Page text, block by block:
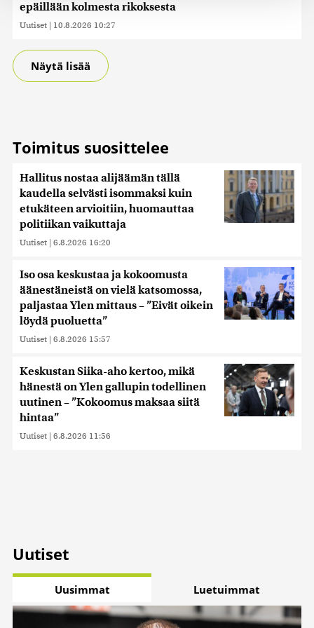
tukemiseen ja kävijämäärämme analysoimiseen. Lisäksi
jaamme sosiaalisen median, mainosalan ja analytiikka-
sivustoamme. Kumppanimme voivat yhdistää näitä
tietoja muihin tietoihin, joita olet antanut heille tai joita on
kerätty, kun olet käyttänyt heidän palvelujaan. Tietoja
epäillään kolmesta rikoksesta
Uutiset | 10.8.2026 10:27
Näytä lisää
Toimitus suosittelee
Hallitus nostaa alijäämän tällä
kaudella selvästi isommaksi kuin
etukäteen arvioitiin, huomauttaa
politiikan vaikuttaja
Uutiset | 6.8.2026 16:20
Iso osa keskustaa ja kokoomusta
äänestäneistä on vielä katsomossa,
paljastaa Ylen mittaus – ”Eivät oikein
löydä puoluetta”
Uutiset | 6.8.2026 15:57
Keskustan Siika-aho kertoo, mikä
hänestä on Ylen gallupin todellinen
uutinen – ”Kokoomus maksaa siitä
hintaa”
Uutiset | 6.8.2026 11:56
Uutiset
Uusimmat Luetuimmat